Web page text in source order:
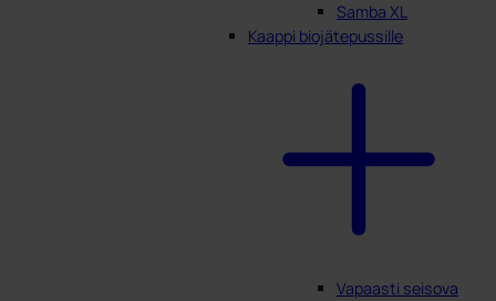
Samba XL
Kaappi biojätepussille
Vapaasti seisova